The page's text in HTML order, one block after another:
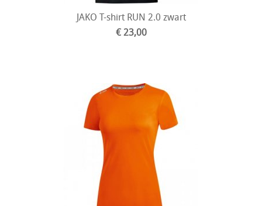
JAKO T-shirt RUN 2.0 zwart
€ 23,00